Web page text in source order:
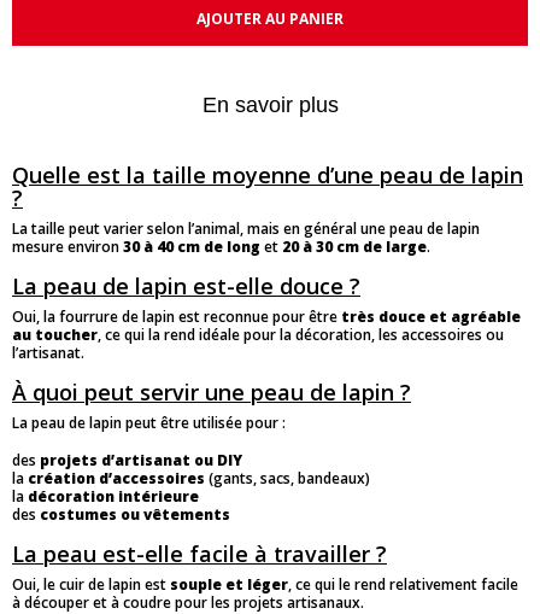
AJOUTER AU PANIER
En savoir plus
Quelle est la taille moyenne d’une peau de lapin
?
La taille peut varier selon l’animal, mais en général une peau de lapin
mesure environ30 à 40 cm de long et 20 à 30 cm de large.
La peau de lapin est-elle douce ?
Oui, la fourrure de lapin est reconnue pour être très douce et agréable
au toucher, ce qui la rend idéale pour la décoration, les accessoires ou
l’artisanat.
À quoi peut servir une peau de lapin ?
La peau de lapin peut être utilisée pour :
des projets d’artisanat ou DIY
la création d’accessoires (gants, sacs, bandeaux)
la décoration intérieure
des costumes ou vêtements
La peau est-elle facile à travailler ?
Oui, le cuir de lapin est souple et léger, ce qui le rend relativement facile
à découper et à coudre pour les projets artisanaux.